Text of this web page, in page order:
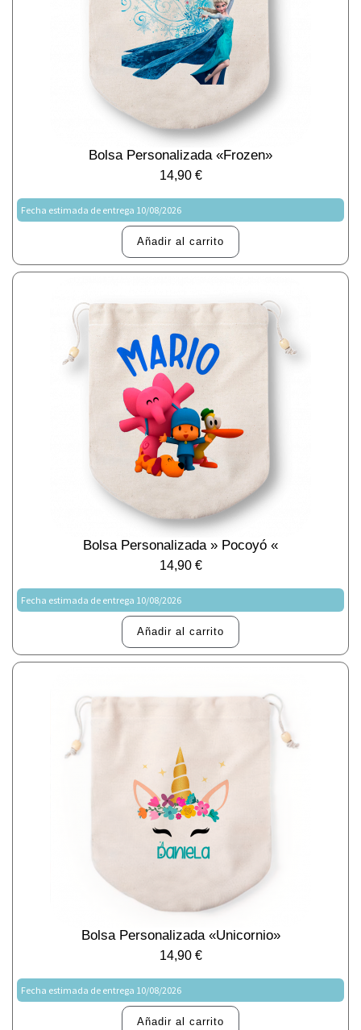
Bolsa Personalizada «Frozen»
14,90 €
Fecha estimada de entrega 10/08/2026
Añadir al carrito
Bolsa Personalizada » Pocoyó «
14,90 €
Fecha estimada de entrega 10/08/2026
Añadir al carrito
Bolsa Personalizada «Unicornio»
14,90 €
Fecha estimada de entrega 10/08/2026
Añadir al carrito